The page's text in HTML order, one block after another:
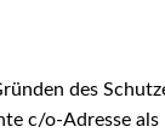
des
c/o-Adresse